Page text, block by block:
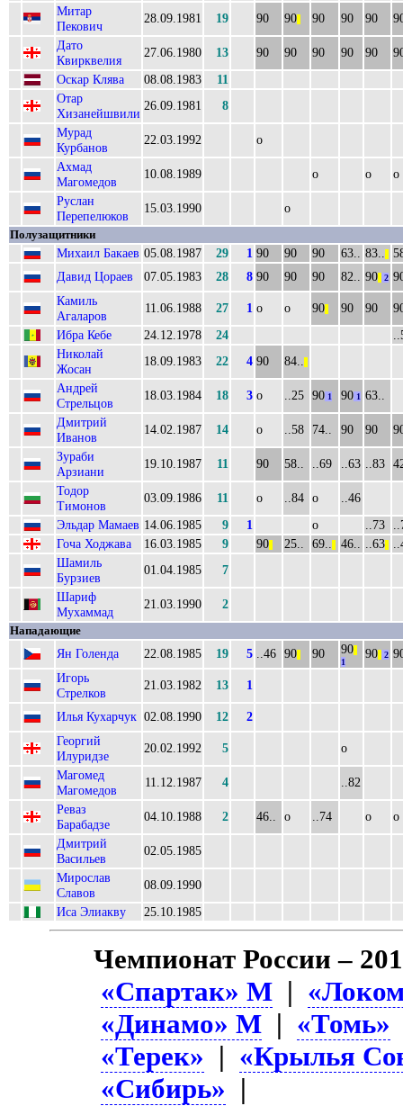
Митар
Пекович
28.09.1981 19 90 90 90 90 90
Дато
Квирквелия
27.06.1980 13 90 90 90 90 90
Оскар Клява
08.08.1983
11
Отар
Хизанейшвили
26.09.1981
8
Мурад
Курбанов
22.03.1992
о
Ахмад
Магомедов
10.08.1989 о о
о
Руслан
Перепелюков
15.03.1990 о
Полузащитники
Михаил Бакаев 05.08.1987 29 1 90 90 90 63.. 83..
Давид Цораев
07.05.1983 28 8 90 90 90 82.. 90 2
Камиль
Агаларов
11.06.1988 27 1 о о 90 90 90
Ибра Кебе
24.12.1978 24
Николай
Жосан
18.09.1983 22 4 90 84..
Андрей
Стрельцов
18.03.1984 18 3 о ..25 90 1 90 1 63..
Дмитрий
Иванов
14.02.1987 14 о ..58 74.. 90 90
Зураби
Арзиани
19.10.1987 11 90 58.. ..69 ..63 ..83
Тодор
Тимонов
03.09.1986 11 о ..84 о
..46
Эльдар Мамаев 14.06.1985 9 1 о ..73
Гоча Ходжава
16.03.1985 9 90 25.. 69.. 46.. ..63
Шамиль
Бурзиев
01.04.1985
7
Шариф
Мухаммад
21.03.1990 2
Нападающие
Ян Голенда 22.08.1985 19 5 ..46 90 90 90
1
90 2
Игорь
Стрелков
21.03.1982 13 1
Илья Кухарчук 02.08.1990 12
2
Георгий
Илуридзе
20.02.1992 5
о
Магомед
Магомедов
11.12.1987 4
..82
Реваз
Барабадзе
04.10.1988 2 46.. о ..74 о
о
Дмитрий
Васильев
02.05.1985
Мирослав
Славов
08.09.1990
Иса Элиакву
25.10.1985
Чемпионат России –
«Спартак» М |
«Динамо» М | «Томь»
«Терек» | «Крылья
«Сибирь» |